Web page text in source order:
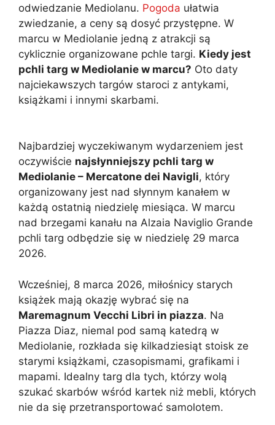
odwiedzanie Mediolanu. Pogoda ułatwia
zwiedzanie, a ceny są dosyć przystępne. W
marcu w Mediolanie jedną z atrakcji są
cyklicznie organizowane pchle targi. Kiedy jest
pchli targ w Mediolanie w marcu? Oto daty
najciekawszych targów staroci z antykami,
książkami i innymi skarbami.
Najbardziej wyczekiwanym wydarzeniem jest
oczywiście najsłynniejszy pchli targ w
Mediolanie – Mercatone dei Navigli, który
organizowany jest nad słynnym kanałem w
każdą ostatnią niedzielę miesiąca. W marcu
nad brzegami kanału na Alzaia Naviglio Grande
pchli targ odbędzie się w niedzielę 29 marca
2026.
Wcześniej, 8 marca 2026, miłośnicy starych
książek mają okazję wybrać się na
Maremagnum Vecchi Libri in piazza. Na
Piazza Diaz, niemal pod samą katedrą w
Mediolanie, rozkłada się kilkadziesiąt stoisk ze
starymi książkami, czasopismami, grafikami i
mapami. Idealny targ dla tych, którzy wolą
szukać skarbów wśród kartek niż mebli, których
nie da się przetransportować samolotem.